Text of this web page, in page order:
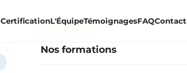
CertificationL'ÉquipeTémoignagesFAQContact
FORMATIONS
Nos formations